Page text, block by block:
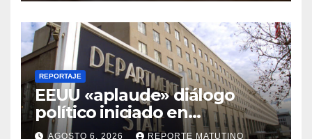
REPORTAJE
EEUU «aplaude» diálogo
político iniciado en
Venezuela
AGOSTO 6, 2026 REPORTE MATUTINO